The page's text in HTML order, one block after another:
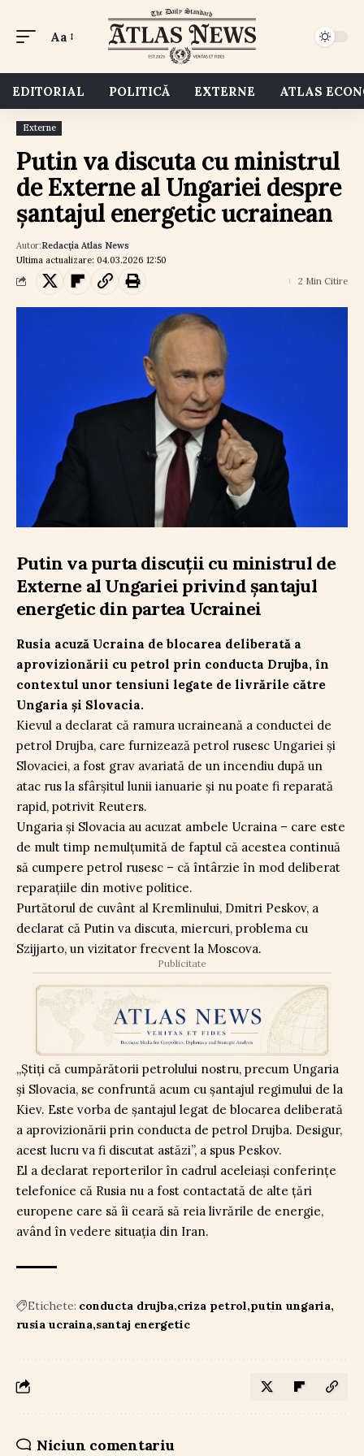
Aa
EDITORIAL POLITICĂ EXTERNE ATLAS
Externe
Putin va discuta cu ministrul
de Externe al Ungariei despre
șantajul energetic ucrainean
Ultima actualizare: 04.03.2026 12:50
Autor:Redacția Atlas News
2 Min Citire
Putin va purta discuții cu ministrul de
Externe al Ungariei privind șantajul
energetic din partea Ucrainei
Rusia acuză Ucraina de blocarea deliberată a
aprovizionării cu petrol prin conducta Drujba, în
contextul unor tensiuni legate de livrările către
Ungaria și Slovacia.
Kievul a declarat că ramura ucraineană a conductei de
petrol Drujba, care furnizează petrol rusesc Ungariei și
Slovaciei, a fost grav avariată de un incendiu după un
atac rus la sfârșitul lunii ianuarie și nu poate fi reparată
rapid, potrivit Reuters.
Ungaria și Slovacia au acuzat ambele Ucraina – care este
de mult timp nemulțumită de faptul că acestea continuă
să cumpere petrol rusesc – că întârzie în mod deliberat
reparațiile din motive politice.
Purtătorul de cuvânt al Kremlinului, Dmitri Peskov, a
declarat că Putin va discuta, miercuri, problema cu
Szijjarto, un vizitator frecvent la Moscova.
Publicitate
„Știți că cumpărătorii petrolului nostru, precum Ungaria
și Slovacia, se confruntă acum cu șantajul regimului de la
Kiev. Este vorba de șantajul legat de blocarea deliberată
a aprovizionării prin conducta de petrol Drujba. Desigur,
acest lucru va fi discutat astăzi”, a spus Peskov.
El a declarat reporterilor în cadrul aceleiași conferințe
telefonice că Rusia nu a fost contactată de alte țări
europene care să îi ceară să reia livrările de energie,
având în vedere situația din Iran.
Etichete: conducta drujba criza petrol putin ungaria
rusia ucraina santaj energetic
Niciun comentariu